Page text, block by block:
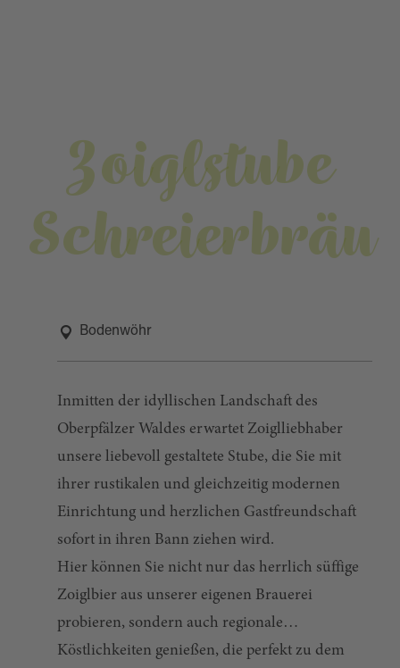
Zoiglstube
Schreierbräu
Bodenwöhr
Inmitten der idyllischen Landschaft des
Oberpfälzer Waldes erwartet Zoiglliebhaber
unsere liebevoll gestaltete Stube, die Sie mit
ihrer rustikalen und gleichzeitig modernen
Einrichtung und herzlichen Gastfreundschaft
sofort in ihren Bann ziehen wird.
Hier können Sie nicht nur das herrlich süffige
Zoiglbier aus unserer eigenen Brauerei
probieren, sondern auch regionale
Köstlichkeiten genießen, die perfekt zu dem